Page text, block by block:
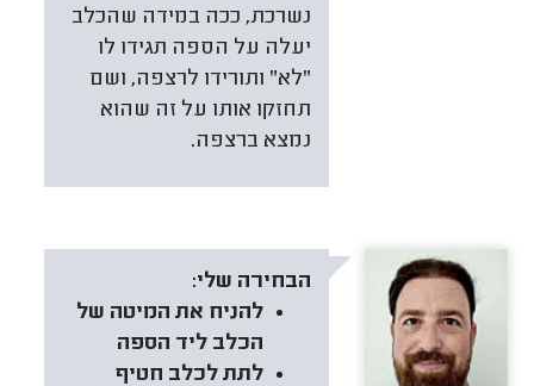
נשרכת, ככה במידה שהכלב
יעלה על הספה תגידו לו
"לא" ותורידו לרצפה, ושם
תחזקו אותו על זה שהוא
נמצא ברצפה.
הבחירה שלי:
להניח את המיטה של
הכלב ליד הספה
לתת לכלב חטיף